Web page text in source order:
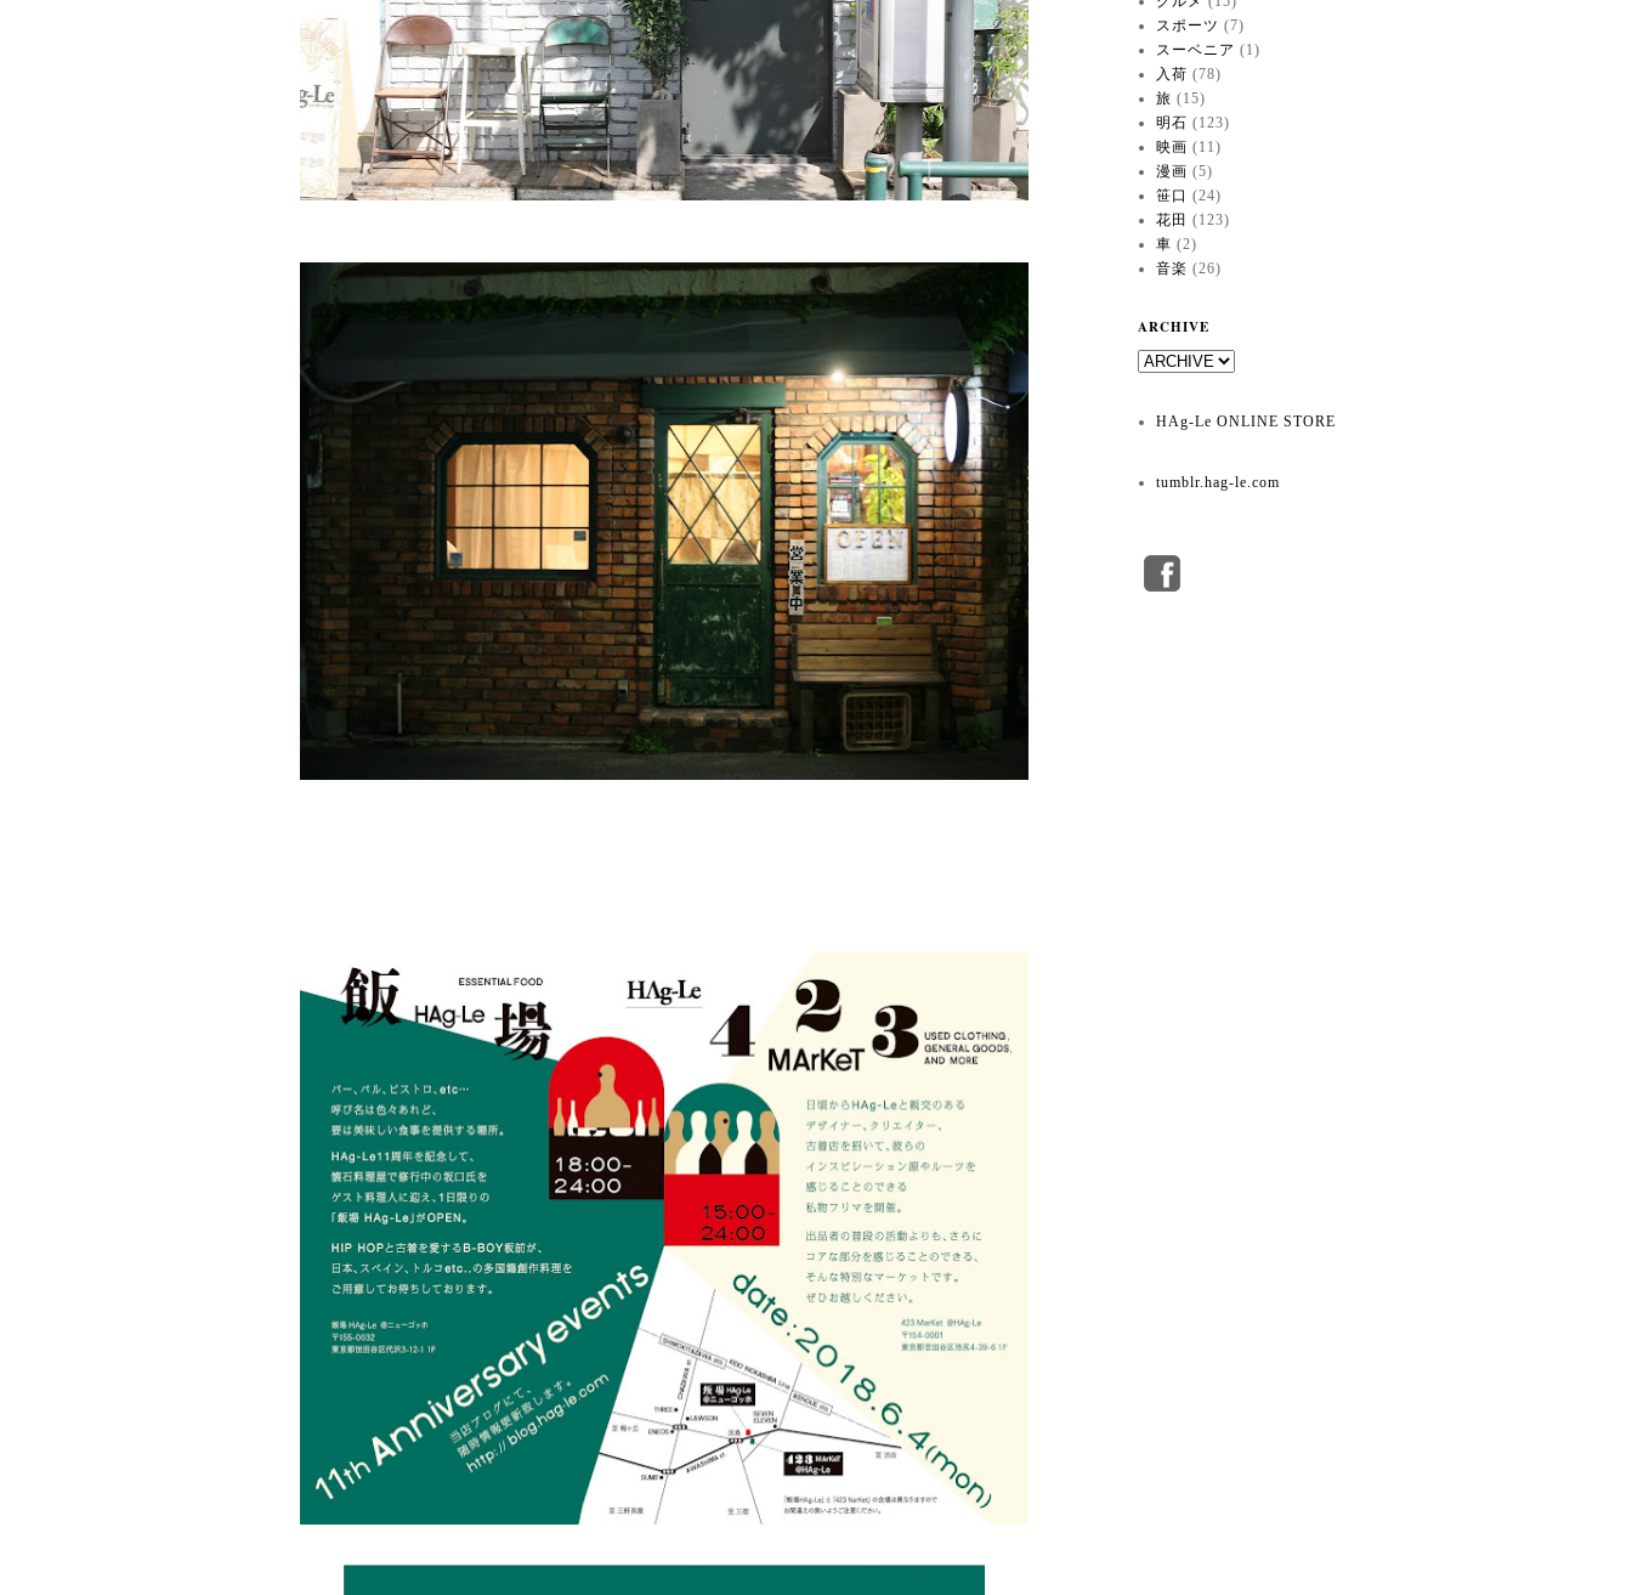
スポーツ (7)
スーベニア (1)
入荷 (78)
旅 (15)
明石 (123)
映画 (11)
漫画 (5)
笹口 (24)
花田 (123)
車 (2)
音楽 (26)
ARCHIVE
HAg-Le ONLINE STORE
tumblr.hag-le.com